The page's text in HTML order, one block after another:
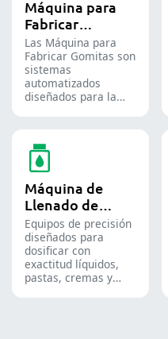
Máquina para
Fabricar
Gomitas
Las Máquina para
Fabricar Gomitas son
sistemas
automatizados
diseñados para la
tanto a la industria
de la confitería como
a la farmacéutica.
Máquina de
Llenado de
Líquidos
Equipos de precisión
diseñados para
dosificar con
exactitud líquidos,
pastas, cremas y